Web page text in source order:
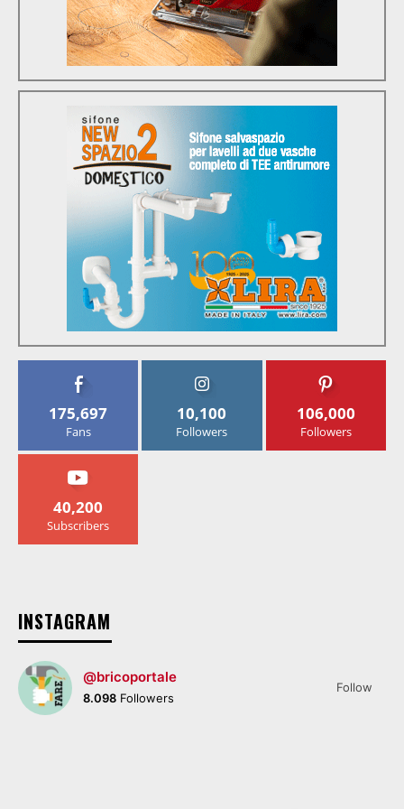
175,697
Fans
10,100
Followers
106,000
Followers
40,200
Subscribers
INSTAGRAM
@bricoportale
8.098 Followers
Follow